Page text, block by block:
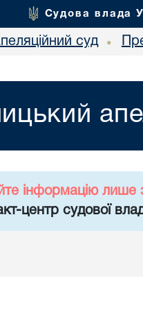
Судова влада
суд •
інформацію лише
центр судової